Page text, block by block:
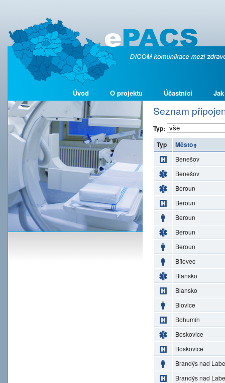
Úvod O projektu Účastníci
Seznam
Typ:
Typ
Město
Benešov
Benešov
Beroun
Beroun
Beroun
Beroun
Beroun
Bílovec
Blansko
Blansko
Blovice
Bohumín
Boskovice
Boskovice
Brandýs nad
Brandýs nad